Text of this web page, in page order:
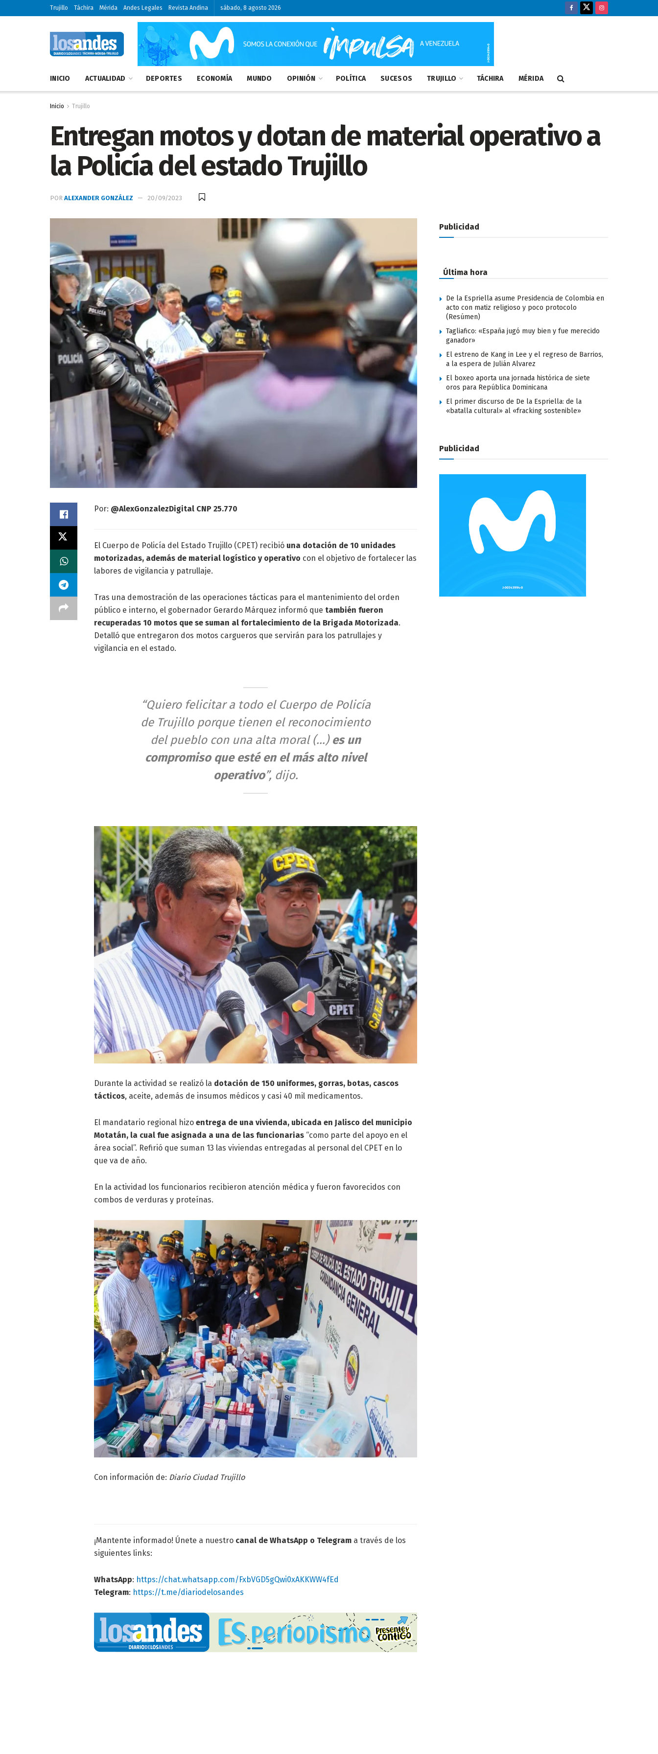
Trujillo Táchira Mérida Andes Legales Revista Andina sábado, 8 agosto 2026
INICIO ACTUALIDAD DEPORTES ECONOMÍA MUNDO OPINIÓN POLÍTICA SUCESOS TRUJILLO TÁCHIRA MÉRIDA
Inicio Trujillo
Entregan motos y dotan de material operativo a
la Policía del estado Trujillo
POR ALEXANDER GONZÁLEZ 20/09/2023
Por: @AlexGonzalezDigital CNP 25.770
El Cuerpo de Policía del Estado Trujillo (CPET) recibió una dotación de 10 unidades
motorizadas, además de material logístico y operativo con el objetivo de fortalecer las
labores de vigilancia y patrullaje.
Tras una demostración de las operaciones tácticas para el mantenimiento del orden
público e interno, el gobernador Gerardo Márquez informó que también fueron
recuperadas 10 motos que se suman al fortalecimiento de la Brigada Motorizada.
Detalló que entregaron dos motos cargueros que servirán para los patrullajes y
vigilancia en el estado.
“Quiero felicitar a todo el Cuerpo de Policía
de Trujillo porque tienen el reconocimiento
del pueblo con una alta moral (…) es un
compromiso que esté en el más alto nivel
operativo”, dijo.
Durante la actividad se realizó la dotación de 150 uniformes, gorras, botas, cascos
tácticos, aceite, además de insumos médicos y casi 40 mil medicamentos.
El mandatario regional hizo entrega de una vivienda, ubicada en Jalisco del municipio
Motatán, la cual fue asignada a una de las funcionarias “como parte del apoyo en el
área social”. Refirió que suman 13 las viviendas entregadas al personal del CPET en lo
que va de año.
En la actividad los funcionarios recibieron atención médica y fueron favorecidos con
combos de verduras y proteínas.
Con información de: Diario Ciudad Trujillo
¡Mantente informado! Únete a nuestro canal de WhatsApp o Telegram a través de los
siguientes links:
WhatsApp: https://chat.whatsapp.com/FxbVGD5gQwi0xAKKWW4fEd
Telegram: https://t.me/diariodelosandes
Publicidad
Última hora
De la Espriella asume Presidencia de Colombia en
acto con matiz religioso y poco protocolo
(Resúmen)
Tagliafico: «España jugó muy bien y fue merecido
ganador»
El estreno de Kang in Lee y el regreso de Barrios,
a la espera de Julián Alvarez
El boxeo aporta una jornada histórica de siete
oros para República Dominicana
El primer discurso de De la Espriella: de la
«batalla cultural» al «fracking sostenible»
Publicidad